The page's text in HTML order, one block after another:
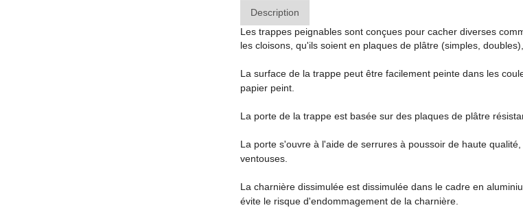
Description
Les trappes peignables sont conçues pour cacher diverses
les cloisons, qu'ils soient en plaques de plâtre (simples,
La surface de la trappe peut être facilement peinte dans les
papier peint.
La porte de la trappe est basée sur des plaques de plâtre
La porte s'ouvre à l'aide de serrures à poussoir de haute
ventouses.
La charnière dissimulée est dissimulée dans le cadre en
évite le risque d'endommagement de la charnière.